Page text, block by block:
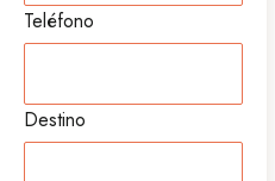
Teléfono
Destino